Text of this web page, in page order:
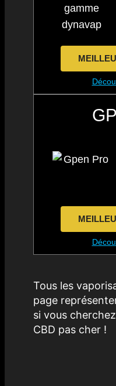
Tous les
page
si vous
CBD pas cher !